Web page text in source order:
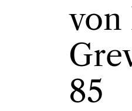
von
85